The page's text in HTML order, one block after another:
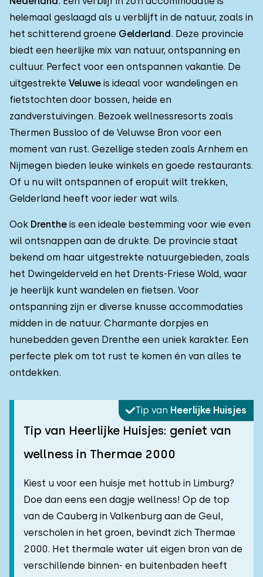
helemaal geslaagd als u verblijft in de natuur, zoals in
het schitterend groene Gelderland. Deze provincie
biedt een heerlijke mix van natuur, ontspanning en
cultuur. Perfect voor een ontspannen vakantie. De
uitgestrekte Veluwe is ideaal voor wandelingen en
fietstochten door bossen, heide en
zandverstuivingen. Bezoek wellnessresorts zoals
Thermen Bussloo of de Veluwse Bron voor een
moment van rust. Gezellige steden zoals Arnhem en
Nijmegen bieden leuke winkels en goede restaurants.
Of u nu wilt ontspannen of eropuit wilt trekken,
Gelderland heeft voor ieder wat wils.
Ook Drenthe is een ideale bestemming voor wie even
wil ontsnappen aan de drukte. De provincie staat
bekend om haar uitgestrekte natuurgebieden, zoals
het Dwingelderveld en het Drents-Friese Wold, waar
je heerlijk kunt wandelen en fietsen. Voor
ontspanning zijn er diverse knusse accommodaties
midden in de natuur. Charmante dorpjes en
hunebedden geven Drenthe een uniek karakter. Een
perfecte plek om tot rust te komen én van alles te
ontdekken.
Tip van Heerlijke Huisjes
Tip van Heerlijke Huisjes: geniet van
wellness in Thermae 2000
Kiest u voor een huisje met hottub in Limburg?
Doe dan eens een dagje wellness! Op de top
van de Cauberg in Valkenburg aan de Geul,
verscholen in het groen, bevindt zich Thermae
2000. Het thermale water uit eigen bron van de
verschillende binnen- en buitenbaden heeft